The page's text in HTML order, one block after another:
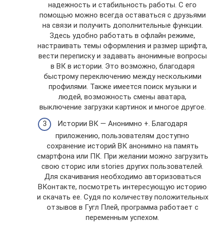
надежность и стабильность работы. С его
помощью можно всегда оставаться с друзьями
на связи и получить дополнительные функции.
Здесь удобно работать в офлайн режиме,
настраивать темы оформления и размер шрифта,
вести переписку и задавать анонимные вопросы
в ВК в истории. Это возможно, благодаря
быстрому переключению между несколькими
профилями. Также имеется поиск музыки и
людей, возможность смены аватара,
выключение загрузки картинок и многое другое.
Истории ВК — Анонимно +. Благодаря
приложению, пользователям доступно
сохранение историй ВК анонимно на память
смартфона или ПК. При желании можно загрузить
свою сторис или stories других пользователей.
Для скачивания необходимо авторизоваться
ВКонтакте, посмотреть интересующую историю
и скачать ее. Судя по количеству положительных
отзывов в Гугл Плей, программа работает с
переменным успехом.